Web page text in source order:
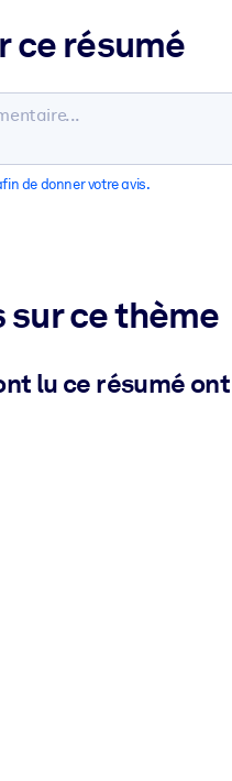
ce résumé
de donner votre avis.
ce thème
lu ce résumé